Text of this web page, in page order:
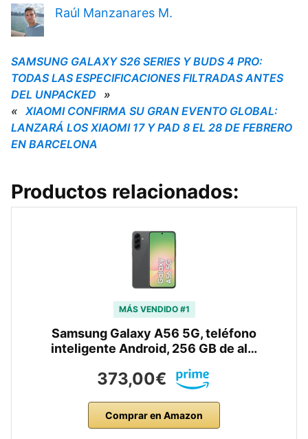
Raúl Manzanares M.
SAMSUNG GALAXY S26 SERIES Y BUDS 4 PRO:
TODAS LAS ESPECIFICACIONES FILTRADAS ANTES
DEL UNPACKED »
« XIAOMI CONFIRMA SU GRAN EVENTO GLOBAL:
LANZARÁ LOS XIAOMI 17 Y PAD 8 EL 28 DE FEBRERO
EN BARCELONA
Productos relacionados:
MÁS VENDIDO #1
Samsung Galaxy A56 5G, teléfono
inteligente Android, 256 GB de al…
373,00€
Comprar en Amazon